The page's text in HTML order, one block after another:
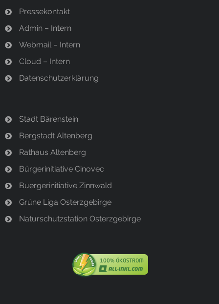
Pressekontakt
Admin – Intern
Webmail – Intern
Cloud – Intern
Datenschutzerklärung
Stadt Bärenstein
Bergstadt Altenberg
Rathaus Altenberg
Bürgerinitiative Cinovec
Buergerinitiative Zinnwald
Grüne Liga Osterzgebirge
Naturschutzstation Osterzgebirge